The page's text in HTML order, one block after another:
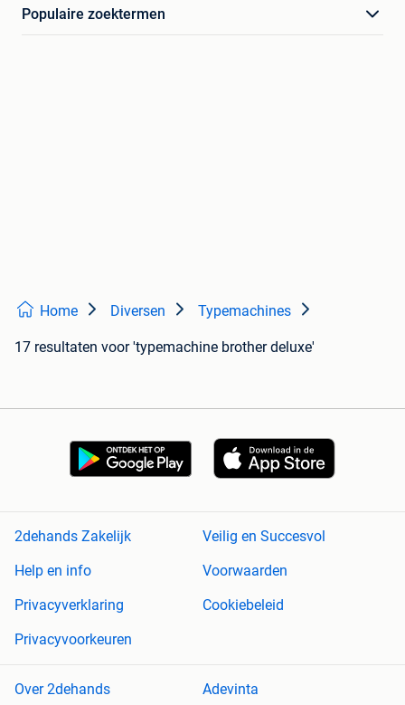
Populaire zoektermen
Home Diversen Typemachines
17 resultaten voor 'typemachine brother deluxe'
2dehands Zakelijk
Veilig en Succesvol
Help en info
Voorwaarden
Privacyverklaring
Cookiebeleid
Privacyvoorkeuren
Over 2dehands Adevinta